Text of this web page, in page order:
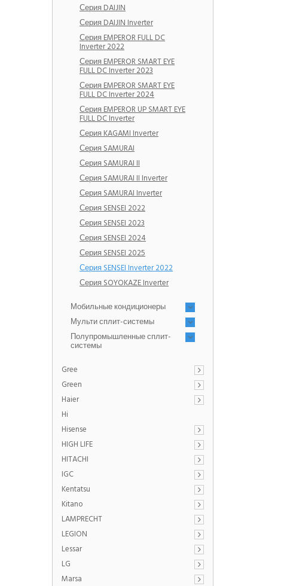
Серия DAIJIN
Серия DAIJIN Inverter
Серия EMPEROR FULL DC
Inverter 2022
Серия EMPEROR SMART EYE
FULL DC Inverter 2023
Серия EMPEROR SMART EYE
FULL DC Inverter 2024
Серия EMPEROR UP SMART EYE
FULL DC Inverter
Серия KAGAMI Inverter
Серия SAMURAI
Серия SAMURAI II
Серия SAMURAI II Inverter
Серия SAMURAI Inverter
Серия SENSEI 2022
Серия SENSEI 2023
Серия SENSEI 2024
Серия SENSEI 2025
Серия SENSEI Inverter 2022
Серия SOYOKAZE Inverter
Мобильные кондиционеры
Мульти сплит-системы
Полупромышленные сплит-
системы
Gree
Green
Haier
Hi
Hisense
HIGH LIFE
HITACHI
IGC
Kentatsu
Kitano
LAMPRECHT
LEGION
Lessar
LG
Marsa